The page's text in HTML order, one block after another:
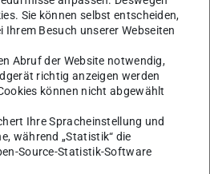
die Aufgabe gestellt, in einem
Deutschen Bahn den
zu präsentieren. Für die
vier Gruppen unterschiedlichste
Kleber, Papier
Sie können selbst entscheiden,
Ihrem Besuch unserer Webseiten
Abruf der Website notwendig,
richtig anzeigen werden
können nicht abgewählt
Ihre Spracheinstellung und
während „Statistik“ die
Source-Statistik-Software